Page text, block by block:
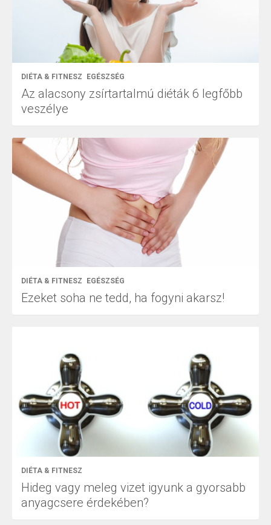
DIÉTA & FITNESZ EGÉSZSÉG
Az alacsony zsírtartalmú diéták 6 legfőbb
veszélye
DIÉTA & FITNESZ EGÉSZSÉG
Ezeket soha ne tedd, ha fogyni akarsz!
DIÉTA & FITNESZ
Hideg vagy meleg vizet igyunk a gyorsabb
anyagcsere érdekében?